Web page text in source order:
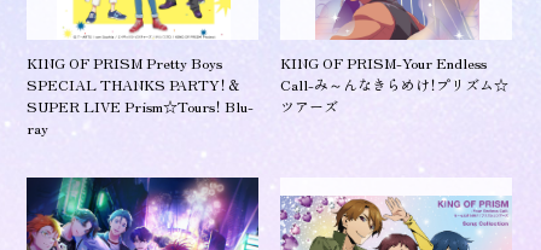
KING OF PRISM Pretty Boys
SPECIAL THANKS PARTY！＆
SUPER LIVE Prism☆Tours！ Blu-
ray
KING OF PRISM-Your Endless
Call-み～んなきらめけ！プリズム☆
ツアーズ